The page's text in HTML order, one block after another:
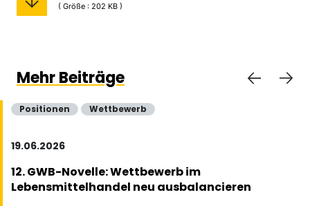
( Größe : 202 KB )
Mehr Beiträge
Positionen Wettbewerb
19.06.2026
12. GWB-Novelle: Wettbewerb im
Lebensmittelhandel neu ausbalancieren